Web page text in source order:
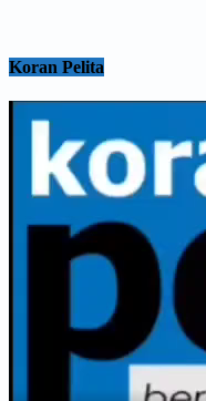
Koran Pelita